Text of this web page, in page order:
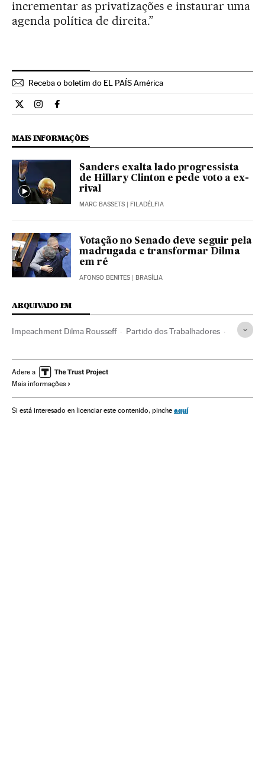
incrementar as privatizações e instaurar uma
agenda política de direita.”
Receba o boletim do EL PAÍS América
Internacional El País Brasil en Twitter
Internacional El País Brasil en Instagram
Internacional El País Brasil en Facebook
MAIS INFORMAÇÕES
Sanders exalta lado progressista
de Hillary Clinton e pede voto a ex-
rival
MARC BASSETS | FILADÉLFIA
Votação no Senado deve seguir pela
madrugada e transformar Dilma
em ré
AFONSO BENITES | BRASÍLIA
ARQUIVADO EM
Impeachment Dilma Rousseff Partido dos Trabalhadores
Câmara Deputados Eleições EUA 2016
Presidente Brasil
Atividade legislativa Congresso Nacional
Adere a
Mais informações
Si está interesado en licenciar este contenido, pinche aquí